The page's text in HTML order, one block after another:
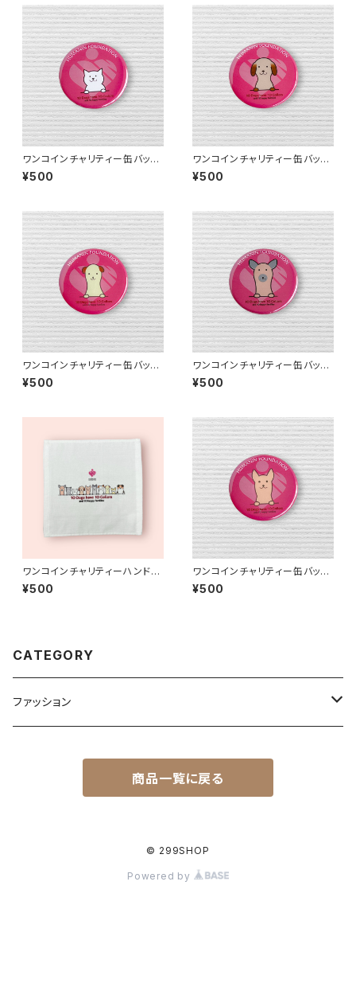
ワンコインチャリティー缶バッジ
H【送料無料】
¥500
ワンコインチャリティー缶バッジ
E【送料無料】
¥500
ワンコインチャリティー缶バッジ
F【送料無料】
¥500
ワンコインチャリティー缶バッジ
C【送料無料】
¥500
ワンコインチャリティーハンドタ
オル【送料無料】
¥500
ワンコインチャリティー缶バッジ
B【送料無料】
¥500
CATEGORY
ファッション
商品一覧に戻る
© 299SHOP
Powered by